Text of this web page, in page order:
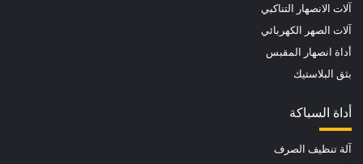
آلات الانصهار التناكبي
آلات الصهر الكهربائي
أداة انصهار المقبس
بثق البلاستيك
أداة السباكة
آلة تنظيف الصرف